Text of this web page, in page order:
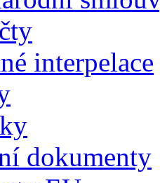
interpelace
dokumenty